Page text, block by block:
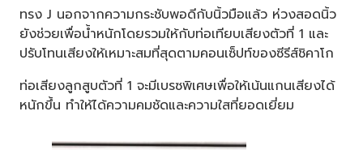
ทรง J นอกจากความกระชับพอดีกับนิ้วมือแล้ว ห่วงสอดนิ้ว
ยังช่วยเพื่อน้ำหนักโดยรวมให้กับท่อเทียบเสียงตัวที่ 1 และ
ปรับโทนเสียงให้เหมาะสมที่สุดตามคอนเซ็ปท์ของซีรีส์ชิคาโก
ท่อเสียงลูกสูบตัวที่ 1 จะมีเบรซพิเศษเพื่อให้เน้นแกนเสียงได้
หนักขึ้น ทำให้ได้ความคมชัดและความใสที่ยอดเยี่ยม